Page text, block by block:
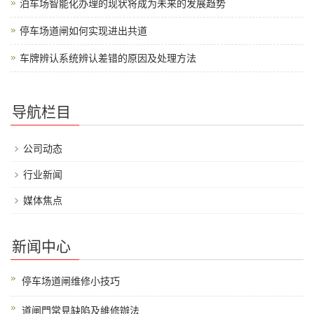
泊车场智能化办理的现状将成为未来的发展趋势
停车场道闸如何实现进出共道
车牌辨认系统辨认差错的原因及处理方法
导航栏目
公司动态
行业新闻
媒体焦点
新闻中心
停车场道闸维修小技巧
道闸門常見缺陷及維修辦法